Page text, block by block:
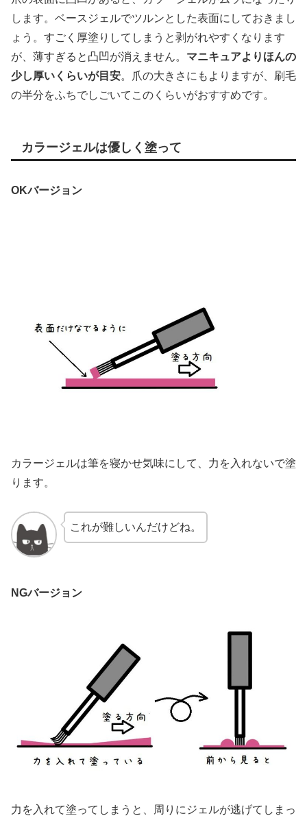
します。ベースジェルでツルンとした表面にしておきまし
ょう。すごく厚塗りしてしまうと剥がれやすくなります
が、薄すぎると凸凹が消えません。 マニキュアよりほんの
少し厚いくらいが目安。爪の大きさにもよりますが、刷毛
の半分をふちでしごいてこのくらいがおすすめです。
カラージェルは優しく塗って
OKバージョン
カラージェルは筆を寝かせ気味にして、力を入れないで塗
ります。
これが難しいんだけどね。
NGバージョン
力を入れて塗ってしまうと、周りにジェルが逃げてしまっ